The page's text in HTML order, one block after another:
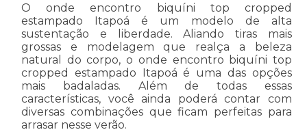
O onde encontro biquíni top cropped
estampado Itapoá é um modelo de alta
sustentação e liberdade. Aliando tiras mais
grossas e modelagem que realça a beleza
natural do corpo, o onde encontro biquíni top
cropped estampado Itapoá é uma das opções
mais badaladas. Além de todas essas
características, você ainda poderá contar com
diversas combinações que ficam perfeitas para
arrasar nesse verão.